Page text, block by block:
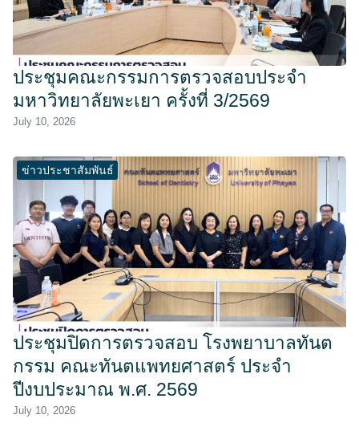
ประชุมคณะกรรมการตรวจสอบประจำ
มหาวิทยาลัยพะเยา ครั้งที่ 3/2569
July 10, 2026
ข่าวประชาสัมพันธ์
ประชุมปิดการตรวจสอบ โรงพยาบาลทันต
กรรม คณะทันตแพทยศาสตร์ ประจำ
ปีงบประมาณ พ.ศ. 2569
July 10, 2026